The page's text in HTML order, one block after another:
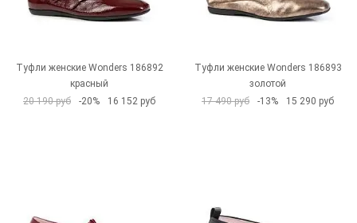
Туфли женские Wonders 186892
красный
20 190 руб
-20% 16 152 руб
Туфли женские Wonders 186893
золотой
17 490 руб
-13% 15 290 руб